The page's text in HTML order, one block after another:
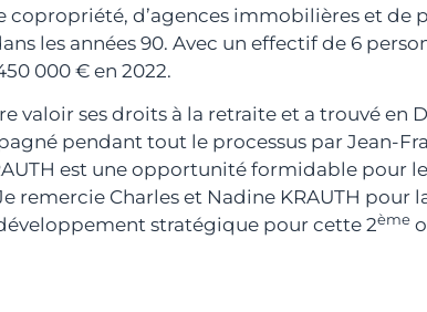
copropriété, d’agences immobilières et
les années 90. Avec un effectif de 6
000 € en 2022.
valoir ses droits à la retraite et a trouvé en
pendant tout le processus par Jean-
est une opportunité formidable pour
remercie Charles et Nadine KRAUTH
stratégique pour cette 2ème